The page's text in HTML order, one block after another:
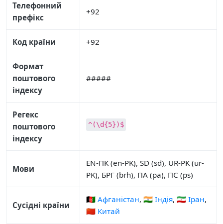
Телефонний
префікс
+92
Код країни +92
Формат
поштового
індексу
#####
Регекс
поштового
індексу
^(\d{5})$
Мови
EN-ПК (en-PK), SD (sd), UR-PK (ur-
PK), БРГ (brh), ПА (pa), ПС (ps)
Сусідні країни
🇦🇫 Афганістан, 🇮🇳 Індія, 🇮🇷 Іран,
🇨🇳 Китай